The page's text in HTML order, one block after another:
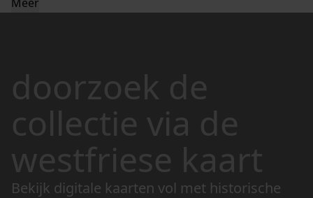
doorzoek de
collectie via de
westfriese kaart
Bekijk digitale kaarten vol met historische